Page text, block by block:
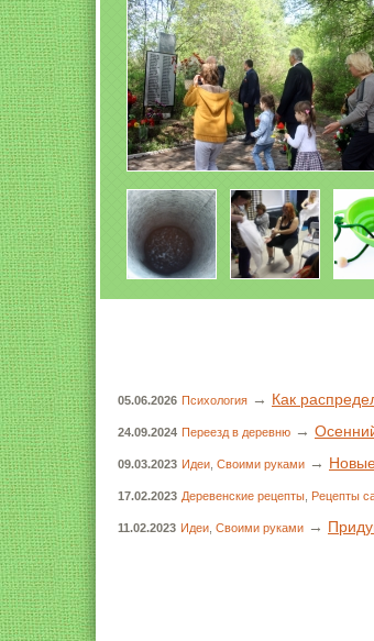
05.06.2026 Психология → Как
24.09.2024 Переезд в деревню →
09.03.2023 Идеи Своими руками →
17.02.2023 Деревенские рецепты Рецепты
11.02.2023 Идеи Своими руками →